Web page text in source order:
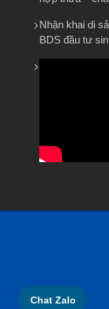
Nhận khai di
BDS đầu tư
Chat Zalo